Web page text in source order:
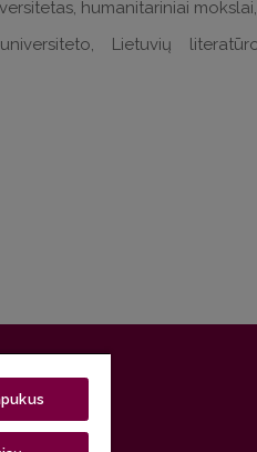
humanitariniai
Lietuvių